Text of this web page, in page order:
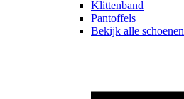
Klittenband
Pantoffels
Bekijk alle schoenen